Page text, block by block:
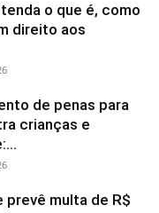
o que é, como
direito aos
de penas para
crianças e
prevê multa de R$